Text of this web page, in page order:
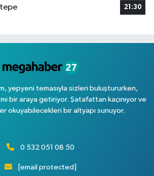
21:30
yepyeni temasıyla sizleri buluştururken,
bir araya getiriyor. Şatafattan kaçınıyor ve
okuyabilecekleri bir altyapı sunuyor.
0 532 051 08 50
[email protected]